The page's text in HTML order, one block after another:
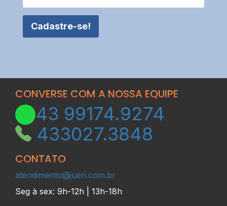
Cadastre-se!
CONVERSE COM A NOSSA EQUIPE
43 99174.9274
433027.3848
CONTATO
atendimento@jueri.com.br
Seg à sex: 9h-12h | 13h-18h